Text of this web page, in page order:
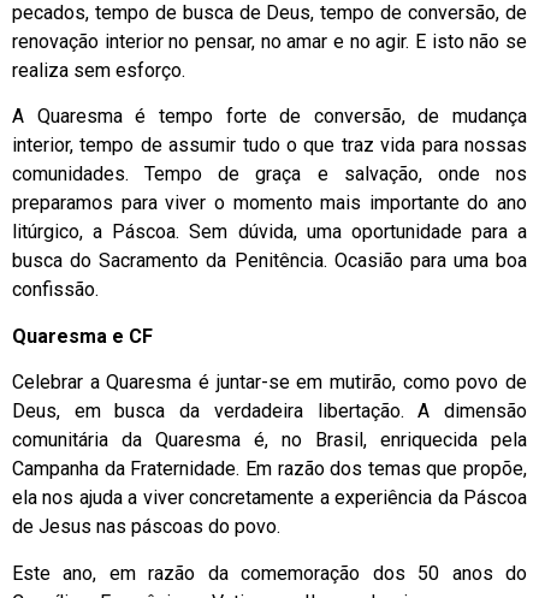
pecados, tempo de busca de Deus, tempo de conversão, de
renovação interior no pensar, no amar e no agir. E isto não se
realiza sem esforço.
A Quaresma é tempo forte de conversão, de mudança
interior, tempo de assumir tudo o que traz vida para nossas
comunidades. Tempo de graça e salvação, onde nos
preparamos para viver o momento mais importante do ano
litúrgico, a Páscoa. Sem dúvida, uma oportunidade para a
busca do Sacramento da Penitência. Ocasião para uma boa
confissão.
Quaresma e CF
Celebrar a Quaresma é juntar-se em mutirão, como povo de
Deus, em busca da verdadeira libertação. A dimensão
comunitária da Quaresma é, no Brasil, enriquecida pela
Campanha da Fraternidade. Em razão dos temas que propõe,
ela nos ajuda a viver concretamente a experiência da Páscoa
de Jesus nas páscoas do povo.
Este ano, em razão da comemoração dos 50 anos do